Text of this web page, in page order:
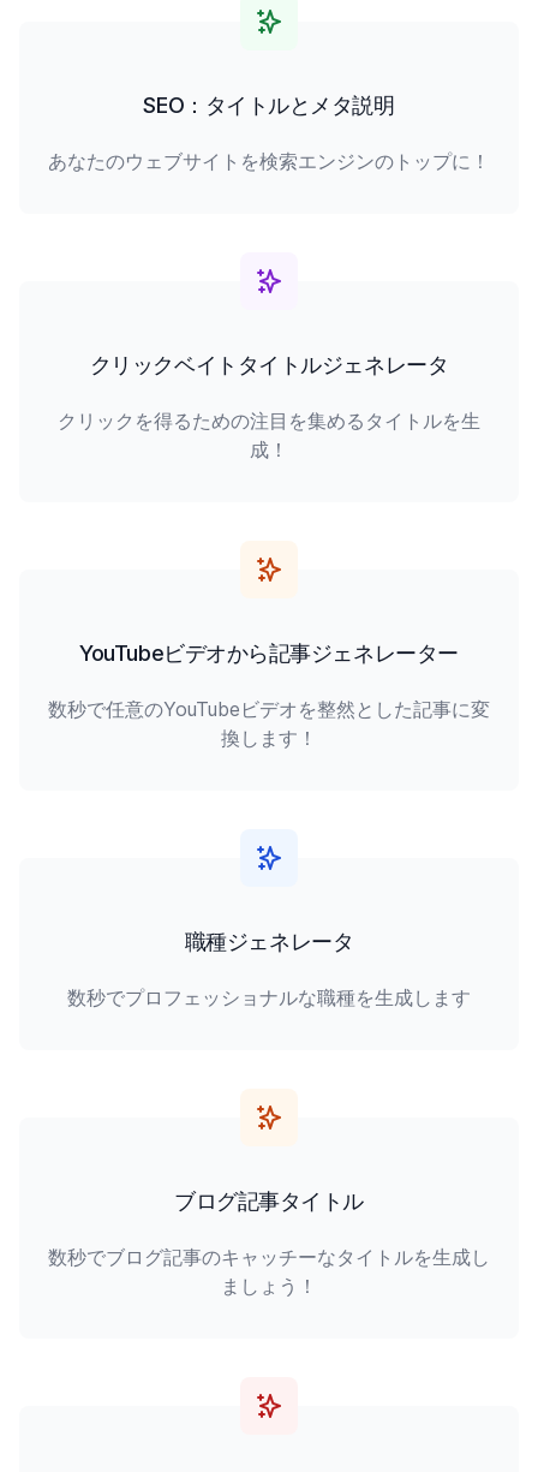
SEO：タイトルとメタ説明
あなたのウェブサイトを検索エンジンのトップに！
クリックベイトタイトルジェネレータ
クリックを得るための注目を集めるタイトルを生
成！
YouTubeビデオから記事ジェネレーター
数秒で任意のYouTubeビデオを整然とした記事に変
換します！
職種ジェネレータ
数秒でプロフェッショナルな職種を生成します
ブログ記事タイトル
数秒でブログ記事のキャッチーなタイトルを生成し
ましょう！